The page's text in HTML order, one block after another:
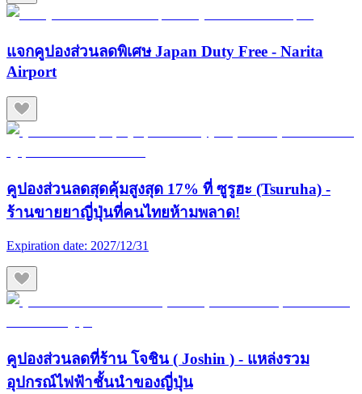
แจกคูปองส่วนลดพิเศษ Japan Duty Free - Narita
Airport
คูปองส่วนลดสุดคุ้มสูงสุด 17% ที่ ซูรูฮะ (Tsuruha) -
ร้านขายยาญี่ปุ่นที่คนไทยห้ามพลาด!
Expiration date: 2027/12/31
คูปองส่วนลดที่ร้าน โจชิน ( Joshin ) - แหล่งรวม
อุปกรณ์ไฟฟ้าชั้นนำของญี่ปุ่น